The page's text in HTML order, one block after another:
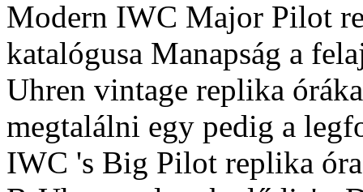
Modern IWC Major Pilot
katalógusa Manapság a
Uhren vintage replika
megtalálni egy pedig a
IWC 's Big Pilot replika